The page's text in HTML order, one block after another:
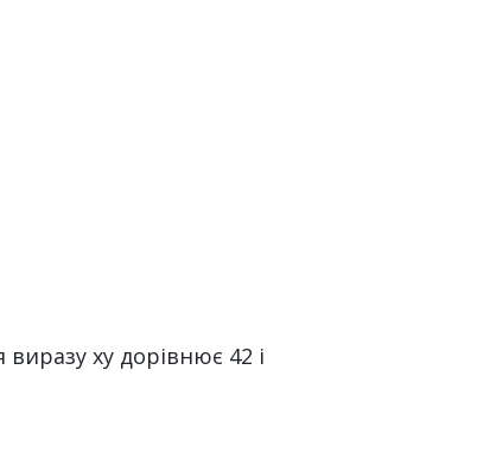
xy дорівнює 42 і